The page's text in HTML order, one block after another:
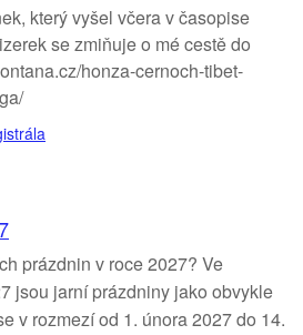
který vyšel včera v časopise
se zmiňuje o mé cestě do
honza-cernoch-tibet-
prázdnin v roce 2027? Ve
jsou jarní prázdniny jako obvykle
v rozmezí od 1. února 2027 do 14.